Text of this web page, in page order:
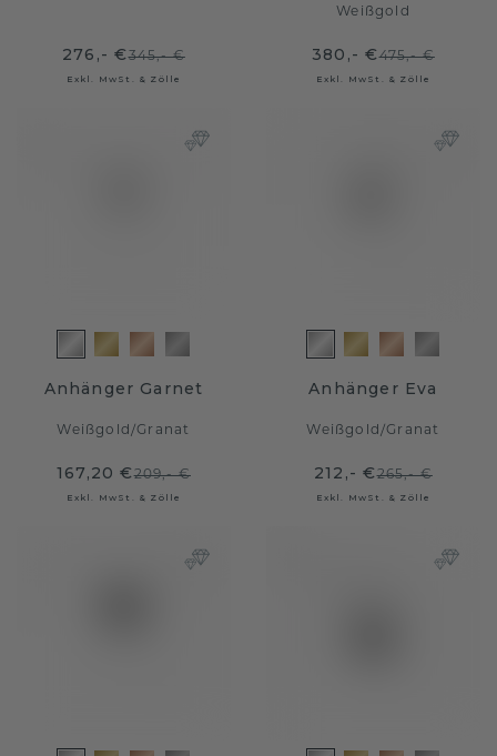
276,- €345,- €
Exkl. MwSt. & Zölle
Weißgold
380,- €475,- €
Exkl. MwSt. & Zölle
Anhänger Garnet
Weißgold/Granat
167,20 €209,- €
Exkl. MwSt. & Zölle
Anhänger Eva
Weißgold/Granat
212,- €265,- €
Exkl. MwSt. & Zölle